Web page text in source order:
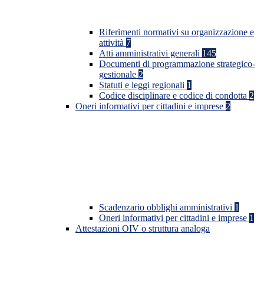
Riferimenti normativi su organizzazione e
attività 7
Atti amministrativi generali 145
Documenti di programmazione strategico-
gestionale 2
Statuti e leggi regionali 1
Codice disciplinare e codice di condotta 2
Oneri informativi per cittadini e imprese 2
Scadenzario obblighi amministrativi 1
Oneri informativi per cittadini e imprese 1
Attestazioni OIV o struttura analoga